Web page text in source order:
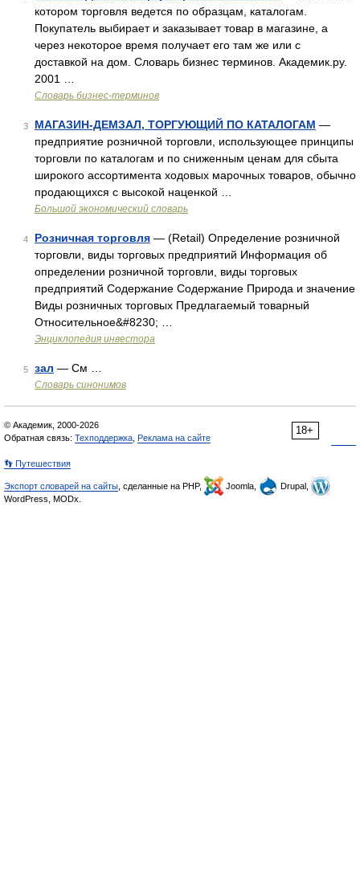
котором торговля ведется по образцам, каталогам.
Покупатель выбирает и заказывает товар в магазине, а
через некоторое время получает его там же или с
доставкой на дом. Словарь бизнес терминов. Академик.ру.
2001 …
Словарь бизнес-терминов
3 МАГАЗИН-ДЕМЗАЛ, ТОРГУЮЩИЙ ПО КАТАЛОГАМ —
предприятие розничной торговли, использующее принципы
торговли по каталогам и по сниженным ценам для сбыта
широкого ассортимента ходовых марочных товаров, обычно
продающихся с высокой наценкой …
Большой экономический словарь
4 Розничная торговля — (Retail) Определение розничной
торговли, виды торговых предприятий Информация об
определении розничной торговли, виды торговых
предприятий Содержание Содержание Природа и значение
Виды розничных торговых Предлагаемый товарный
Относительное&#8230; …
Энциклопедия инвестора
5 зал — См …
Словарь синонимов
18+
© Академик, 2000-2026
Обратная связь: Техподдержка Реклама на сайте
👣 Путешествия
Экспорт словарей на сайты , сделанные на PHP, Joomla,
Drupal,
WordPress, MODx.